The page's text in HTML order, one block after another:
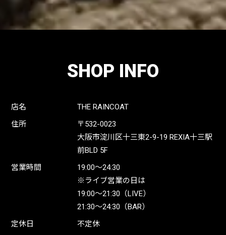
SHOP INFO
店名
THE RAINCOAT
住所
〒532-0023
大阪市淀川区十三東2-9-19 REXIA十三駅
前BLD 5F
営業時間
19:00〜24:30
※ライブ営業の日は
19:00〜21:30（LIVE）
21:30〜24:30（BAR）
定休日
不定休